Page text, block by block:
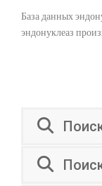
База данных
эндонуклеаз